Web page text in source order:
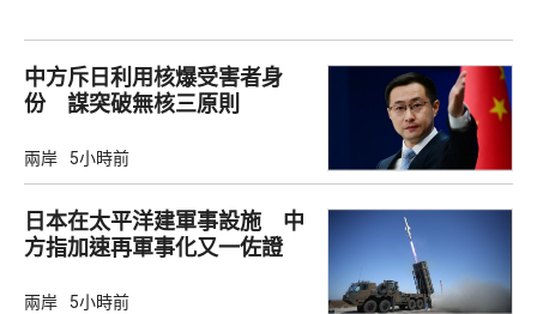
中方斥日利用核爆受害者身
份 謀突破無核三原則
兩岸 5小時前
日本在太平洋建軍事設施 中
方指加速再軍事化又一佐證
兩岸 5小時前